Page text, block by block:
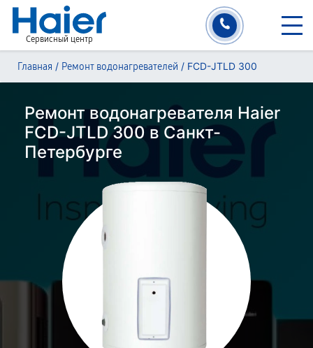
Сервисный центр
Главная / Ремонт водонагревателей / FCD-JTLD 300
Ремонт водонагревателя Haier
FCD-JTLD 300 в Санкт-
Петербурге